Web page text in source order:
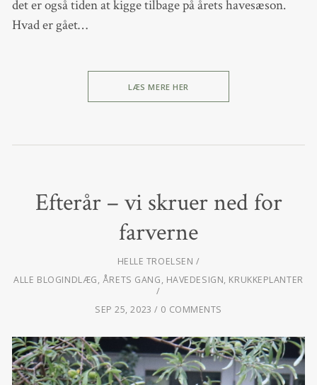
det er også tiden at kigge tilbage på årets havesæson.
Hvad er gået…
LÆS MERE HER
Efterår – vi skruer ned for
farverne
HELLE TROELSEN
ALLE BLOGINDLÆG, ÅRETS GANG, HAVEDESIGN, KRUKKEPLANTER
SEP 25, 2023 0 COMMENTS